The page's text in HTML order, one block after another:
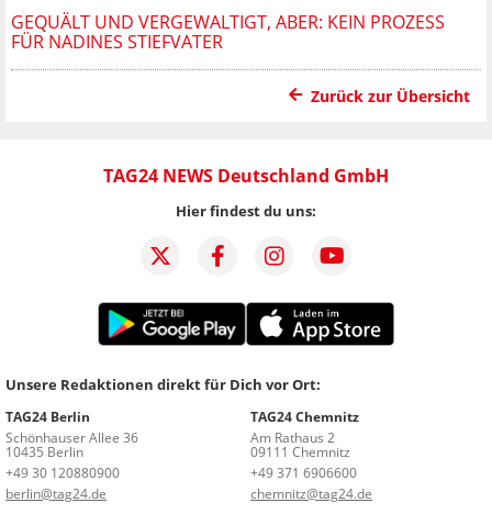
GEQUÄLT UND VERGEWALTIGT, ABER: KEIN PROZESS
FÜR NADINES STIEFVATER
Zurück zur Übersicht
TAG24 NEWS Deutschland GmbH
Hier findest du uns:
Unsere Redaktionen direkt für Dich vor Ort:
TAG24 Berlin
Schönhauser Allee 36
10435 Berlin
+49 30 120880900
berlin@tag24.de
TAG24 Chemnitz
Am Rathaus 2
09111 Chemnitz
+49 371 6906600
chemnitz@tag24.de